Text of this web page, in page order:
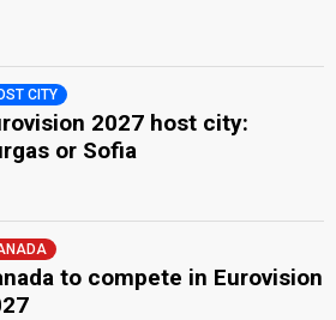
CITY
2027 host city:
or Sofia
to compete in Eurovision